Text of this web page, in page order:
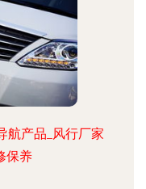
航产品_风行厂家
保养